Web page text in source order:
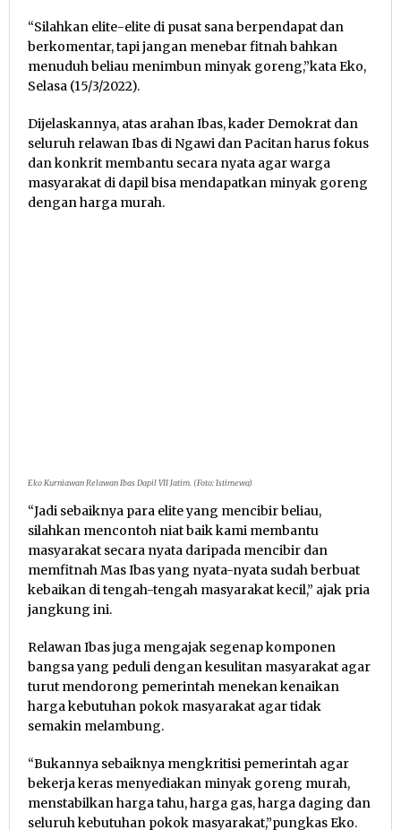
“Silahkan elite-elite di pusat sana berpendapat dan
berkomentar, tapi jangan menebar fitnah bahkan
menuduh beliau menimbun minyak goreng,”kata Eko,
Selasa (15/3/2022).
Dijelaskannya, atas arahan Ibas, kader Demokrat dan
seluruh relawan Ibas di Ngawi dan Pacitan harus fokus
dan konkrit membantu secara nyata agar warga
masyarakat di dapil bisa mendapatkan minyak goreng
dengan harga murah.
Eko Kurniawan Relawan Ibas Dapil VII Jatim. (Foto: Istimewa)
“Jadi sebaiknya para elite yang mencibir beliau,
silahkan mencontoh niat baik kami membantu
masyarakat secara nyata daripada mencibir dan
memfitnah Mas Ibas yang nyata-nyata sudah berbuat
kebaikan di tengah-tengah masyarakat kecil,” ajak pria
jangkung ini.
Relawan Ibas juga mengajak segenap komponen
bangsa yang peduli dengan kesulitan masyarakat agar
turut mendorong pemerintah menekan kenaikan
harga kebutuhan pokok masyarakat agar tidak
semakin melambung.
“Bukannya sebaiknya mengkritisi pemerintah agar
bekerja keras menyediakan minyak goreng murah,
menstabilkan harga tahu, harga gas, harga daging dan
seluruh kebutuhan pokok masyarakat,”pungkas Eko.